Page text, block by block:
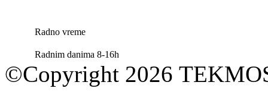
Radno vreme
Radnim danima 8-16h
©Copyright 2026